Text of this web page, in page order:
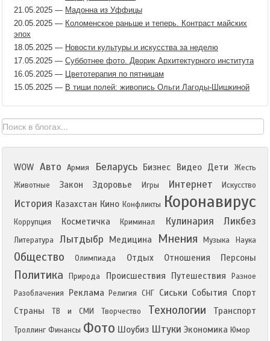
21.05.2025 — Мадонна из Уффицы
20.05.2025 — Коломенское раньше и теперь. Контраст майских
эпох
18.05.2025 — Новости культуры и искусства за неделю
17.05.2025 — Субботнее фото. Дворик Архитектурного института
16.05.2025 —
Цветотерапия по пятницам
15.05.2025 — В тиши полей: живопись Ольги Лагоды-Шишкиной
WOW Авто Армия Беларусь Бизнес Видео Дети
Жесть
Животные
Закон Здоровье Игры Интернет Искусство
История Казахстан Кино Конфликты Коронавирус
Коррупция Косметичка Криминал Кулинария Ликбез
Литература Лытдыбр Медицина Мнения Музыка Наука
Общество Олимпиада Отдых Отношения Персоны
Политика Природа Происшествия Путешествия
Разное
Разоблачения
Реклама Религия СНГ Сиськи События Спорт
Страны
ТВ и СМИ Творчество Технологии Транспорт
Троллинг Финансы Фото Шоубиз Штуки Экономика Юмор